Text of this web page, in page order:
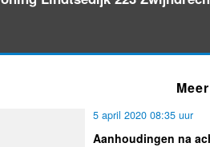
Maandag 27-7-2026 om 19:17
5 april 2020 08:35 uur
Aanhoudingen na